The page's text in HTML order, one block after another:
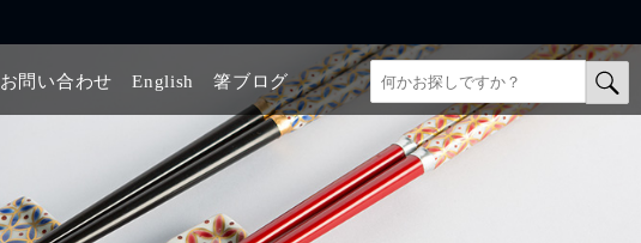
お問い合わせ English 箸ブログ